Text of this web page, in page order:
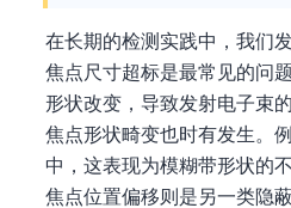
在长期的检测实践中，我们
焦点尺寸超标是最常见的问
形状改变，导致发射电子束
焦点形状畸变也时有发生。
中，这表现为模糊带形状的
焦点位置偏移则是另一类隐